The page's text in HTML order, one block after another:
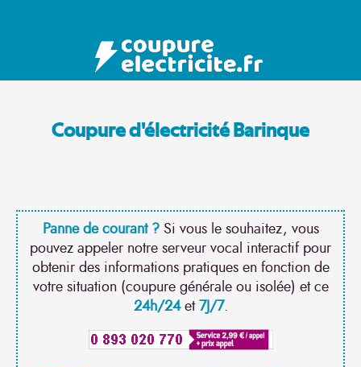
Coupure d'électricité Barinque
Panne de courant ?Si vous le souhaitez, vous
pouvez appeler notre serveur vocal interactif pour
obtenir des informations pratiques en fonction de
votre situation (coupure générale ou isolée) et ce
24h/24et7J/7.